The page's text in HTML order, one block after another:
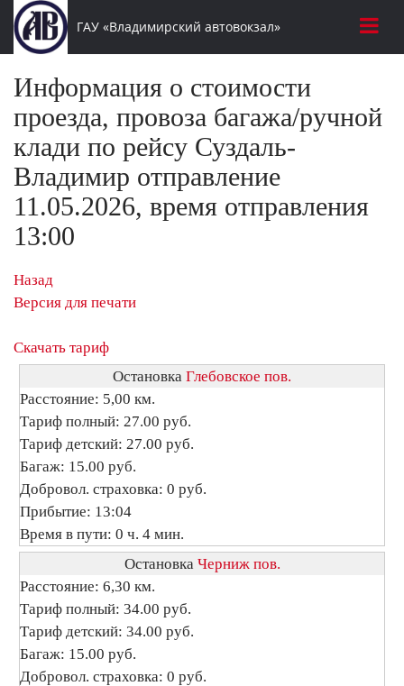
ГАУ «Владимирский автовокзал»
Информация о стоимости
проезда, провоза багажа/ручной
клади по рейсу Суздаль-
Владимир отправление
11.05.2026, время отправления
13:00
Назад
Версия для печати
Скачать тариф
Остановка Глебовское пов.
Расстояние: 5,00 км.
Тариф полный: 27.00 руб.
Тариф детский: 27.00 руб.
Багаж: 15.00 руб.
Добровол. страховка: 0 руб.
Прибытие: 13:04
Время в пути: 0 ч. 4 мин.
Остановка Черниж пов.
Расстояние: 6,30 км.
Тариф полный: 34.00 руб.
Тариф детский: 34.00 руб.
Багаж: 15.00 руб.
Добровол. страховка: 0 руб.